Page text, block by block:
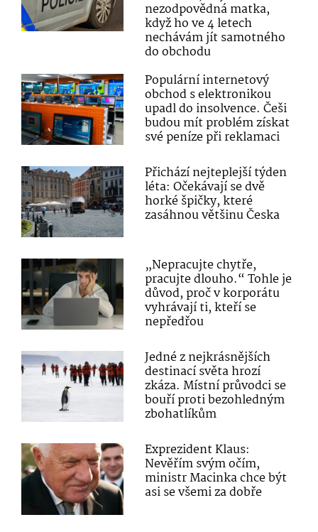
nezodpovědná matka,
když ho ve 4 letech
nechávám jít samotného
do obchodu
Populární internetový
obchod s elektronikou
upadl do insolvence. Češi
budou mít problém získat
své peníze při reklamaci
Přichází nejteplejší týden
léta: Očekávají se dvě
horké špičky, které
zasáhnou většinu Česka
„Nepracujte chytře,
pracujte dlouho.“ Tohle je
důvod, proč v korporátu
vyhrávají ti, kteří se
nepředřou
Jedné z nejkrásnějších
destinací světa hrozí
zkáza. Místní průvodci se
bouří proti bezohledným
zbohatlíkům
Exprezident Klaus:
Nevěřím svým očím,
ministr Macinka chce být
asi se všemi za dobře